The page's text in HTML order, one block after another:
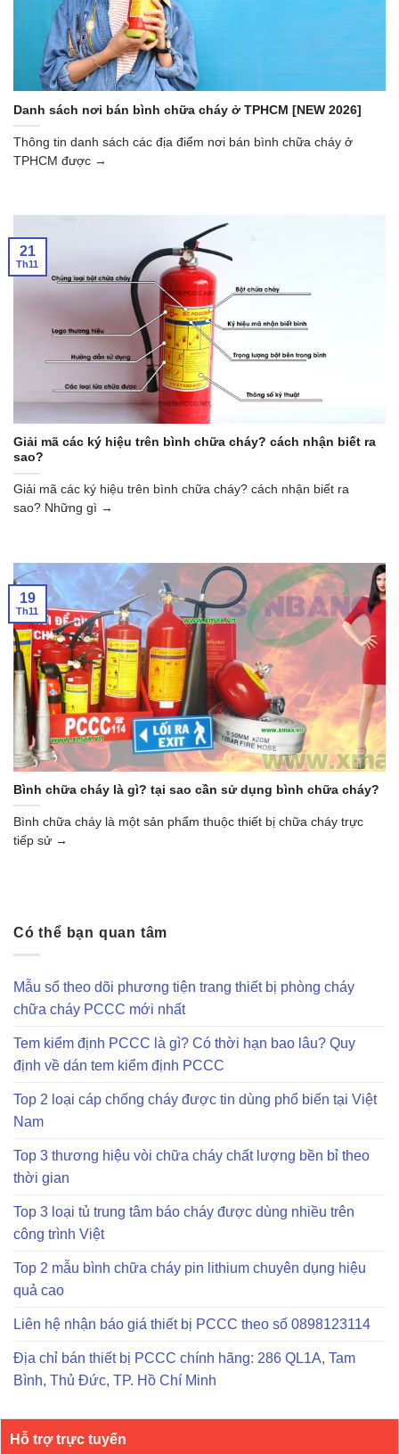
Danh sách nơi bán bình chữa cháy ở TPHCM [NEW 2026]
Thông tin danh sách các địa điểm nơi bán bình chữa cháy ở
TPHCM được →
Giải mã các ký hiệu trên bình chữa cháy? cách nhận biết ra
sao?
Giải mã các ký hiệu trên bình chữa cháy? cách nhận biết ra
sao? Những gì →
21
Th11
Bình chữa cháy là gì? tại sao cần sử dụng bình chữa cháy?
Bình chữa cháy là một sản phẩm thuộc thiết bị chữa cháy trực
tiếp sử →
19
Th11
Có thể bạn quan tâm
Mẫu sổ theo dõi phương tiện trang thiết bị phòng cháy
chữa cháy PCCC mới nhất
Tem kiểm định PCCC là gì? Có thời hạn bao lâu? Quy
định về dán tem kiểm định PCCC
Top 2 loại cáp chống cháy được tin dùng phổ biến tại Việt
Nam
Top 3 thương hiệu vòi chữa cháy chất lượng bền bỉ theo
thời gian
Top 3 loại tủ trung tâm báo cháy được dùng nhiều trên
công trình Việt
Top 2 mẫu bình chữa cháy pin lithium chuyên dụng hiệu
quả cao
Liên hệ nhận báo giá thiết bị PCCC theo số 0898123114
Địa chỉ bán thiết bị PCCC chính hãng: 286 QL1A, Tam
Bình, Thủ Đức, TP. Hồ Chí Minh
Hỗ trợ trực tuyến